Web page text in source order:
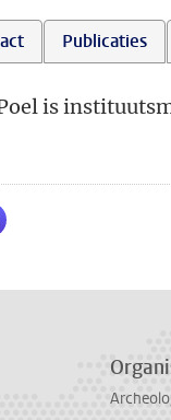
Publicaties
is
via WhatsApp
via Mastodon